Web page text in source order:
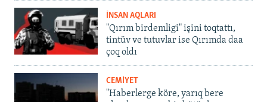
İNSAN AQLARI
"Qırım birdemligi" işini toqtattı,
tintüv ve tutuvlar ise Qırımda daa
çoq oldı
CEMİYET
"Haberlerge köre, yarıq bere